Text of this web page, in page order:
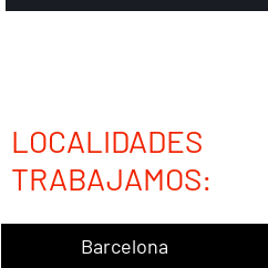
TRABAJAMOS:
Barcelona